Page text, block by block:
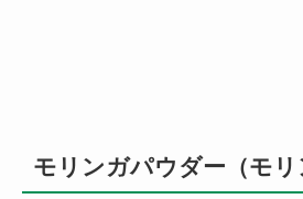
モリンガパウダー（モリ